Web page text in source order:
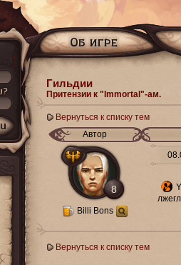
Гильдии
Притензии к "Immortal"-ам.
Вернуться к списку тем
Автор
8
Billi Bons
Вернуться к списку тем